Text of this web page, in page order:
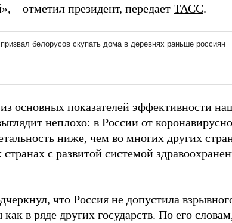
– отметил президент, передает ТАСС.
основных показателей эффективности
неплохо: в России от
ниже, чем во многих других
с развитой системой
что Россия не допустила
как в ряде других государств. По его